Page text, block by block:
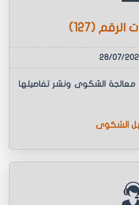
(127)
28/07/
الشكوى ونشر تفاصيلها
الشكوى